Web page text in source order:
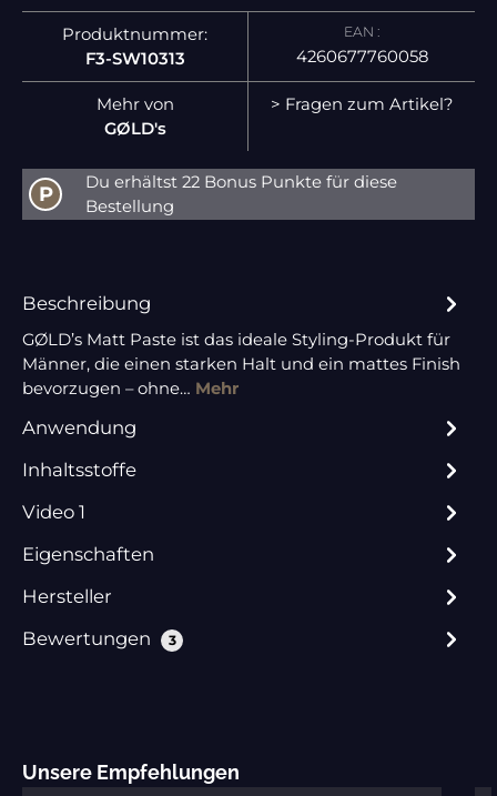
Produktnummer:
F3-SW10313
EAN :
4260677760058
Mehr von
GØLD's
> Fragen zum Artikel?
P
Du erhältst 22 Bonus Punkte für diese
Bestellung
Beschreibung
GØLD’s Matt Paste ist das ideale Styling-Produkt für
Männer, die einen starken Halt und ein mattes Finish
bevorzugen – ohne… Mehr
Anwendung
Inhaltsstoffe
Video 1
Eigenschaften
Hersteller
Bewertungen
3
Produktgalerie überspringen
Unsere Empfehlungen